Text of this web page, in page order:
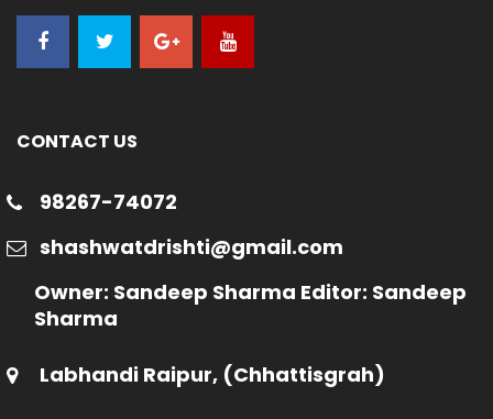
CONTACT US
98267-74072
shashwatdrishti@gmail.com
Owner: Sandeep Sharma Editor: Sandeep
Sharma
Labhandi Raipur, (Chhattisgrah)